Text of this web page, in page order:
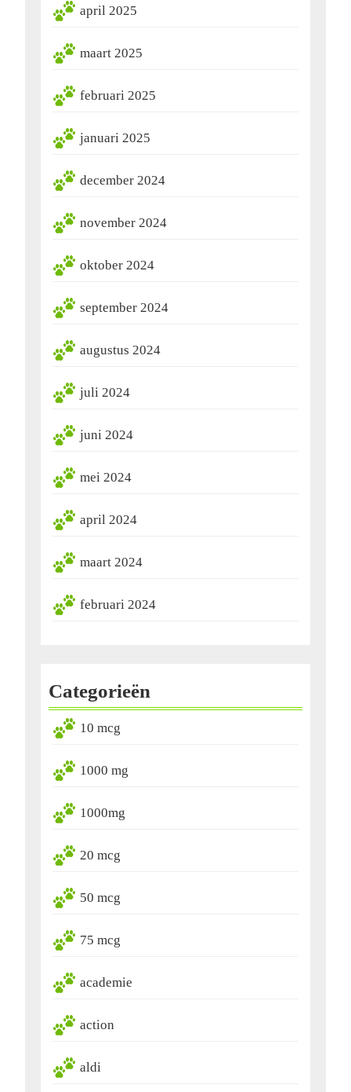
april 2025
maart 2025
februari 2025
januari 2025
december 2024
november 2024
oktober 2024
september 2024
augustus 2024
juli 2024
juni 2024
mei 2024
april 2024
maart 2024
februari 2024
Categorieën
10 mcg
1000 mg
1000mg
20 mcg
50 mcg
75 mcg
academie
action
aldi